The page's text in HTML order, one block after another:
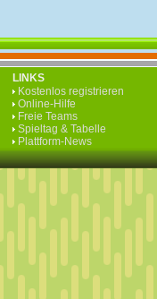
LINKS
Kostenlos registrieren
Online-Hilfe
Freie Teams
Spieltag & Tabelle
Plattform-News